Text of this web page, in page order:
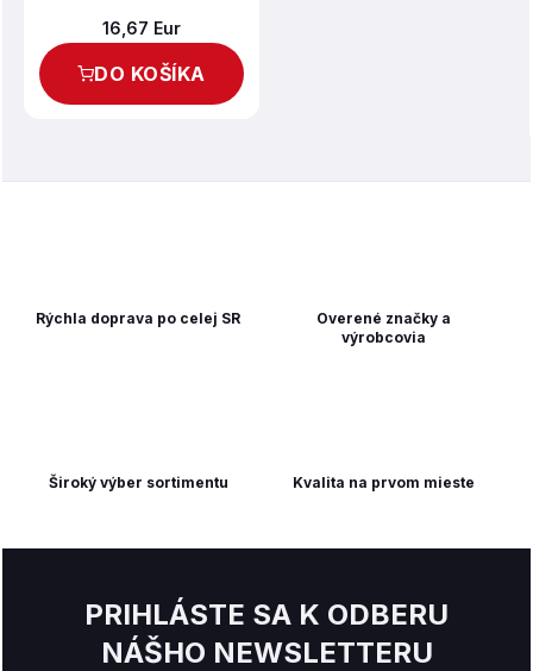
16,67 Eur
DO KOŠÍKA
Kvalita na prvom mieste
Overené značky a
výrobcovia
Rýchla doprava po celej SR
Široký výber sortimentu
PRIHLÁSTE SA K ODBERU
NÁŠHO NEWSLETTERU